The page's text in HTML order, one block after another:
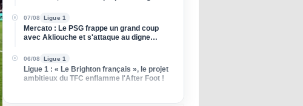
07/08 Ligue 1
Mercato : Le PSG frappe un grand coup
avec Akliouche et s'attaque au digne
06/08 Ligue 1
Ligue 1 : « Le Brighton français », le projet
ambitieux du TFC enflamme l'After Foot !